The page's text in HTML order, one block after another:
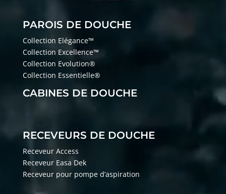
PAROIS DE DOUCHE
Collection Elégance™
Collection Excellence™
Collection Evolution®
Collection Essentielle®
CABINES DE DOUCHE
RECEVEURS DE DOUCHE
Receveur Access
Receveur Easa Dek
Receveur pour pompe d’aspiration